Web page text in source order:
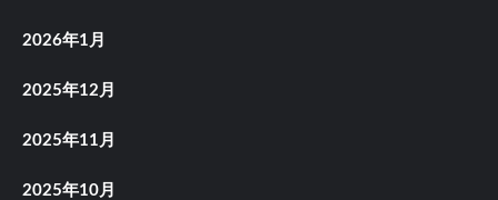
2026年1月
2025年12月
2025年11月
2025年10月